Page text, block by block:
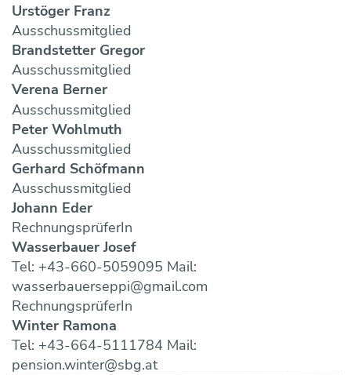
Urstöger Franz
Ausschussmitglied
Brandstetter Gregor
Ausschussmitglied
Verena Berner
Ausschussmitglied
Peter Wohlmuth
Ausschussmitglied
Gerhard Schöfmann
Ausschussmitglied
Johann Eder
RechnungsprüferIn
Wasserbauer Josef
Tel: +43-660-5059095 Mail:
wasserbauerseppi@gmail.com
RechnungsprüferIn
Winter Ramona
Tel: +43-664-5111784 Mail:
pension.winter@sbg.at